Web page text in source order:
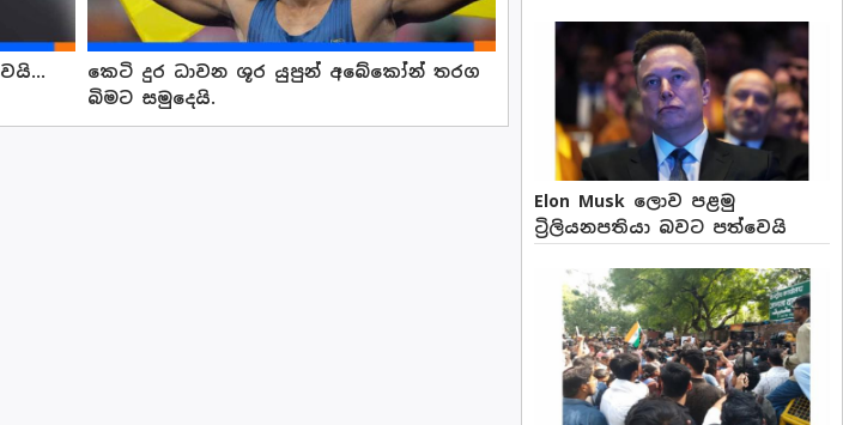
කෙටි දුර ධාවන ශූර යුපුන් අබේකෝන් තරග
බිමට සමුදෙයි.
Elon Musk ලොව පළමු
ට්‍රිලියනපතියා බවට පත්වෙයි